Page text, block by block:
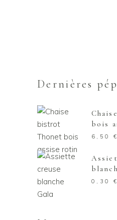
Dernières
bois
6,50 €
0,30 €